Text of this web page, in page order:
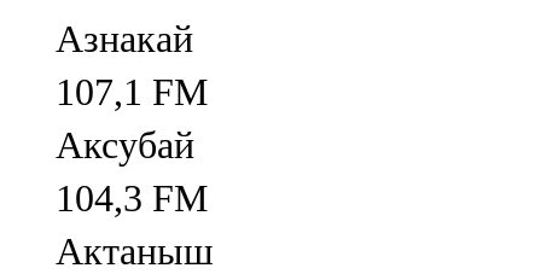
Азнакай
107,1 FM
Аксубай
104,3 FM
Актаныш